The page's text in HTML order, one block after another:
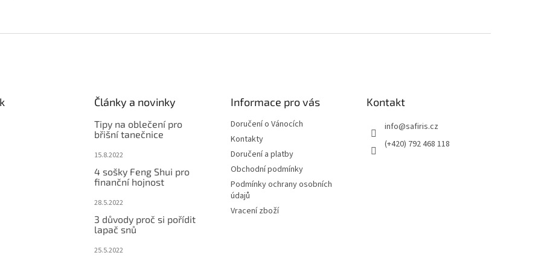
Články a novinky
Tipy na oblečení pro
břišní tanečnice
15.8.2022
4 sošky Feng Shui pro
finanční hojnost
28.5.2022
3 důvody proč si pořídit
lapač snů
25.5.2022
Informace pro vás
Doručení o Vánocích
Kontakty
Doručení a platby
Obchodní podmínky
Podmínky ochrany osobních
údajů
Vracení zboží
Kontakt
info@safiris.cz
(+420) 792 468 118